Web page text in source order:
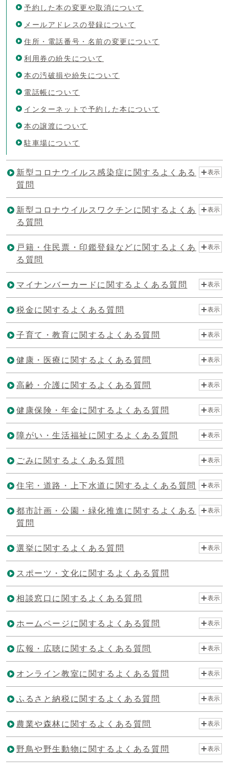
予約した本の変更や取消について
メールアドレスの登録について
住所・電話番号・名前の変更について
利用券の紛失について
本の汚破損や紛失について
電話帳について
インターネットで予約した本について
本の譲渡について
駐車場について
新型コロナウイルス感染症に関するよくある
質問
表示
新型コロナウイルスワクチンに関するよくあ
る質問
表示
戸籍・住民票・印鑑登録などに関するよくあ
る質問
表示
マイナンバーカードに関するよくある質問 表示
税金に関するよくある質問 表示
子育て・教育に関するよくある質問 表示
健康・医療に関するよくある質問 表示
高齢・介護に関するよくある質問 表示
健康保険・年金に関するよくある質問 表示
障がい・生活福祉に関するよくある質問 表示
ごみに関するよくある質問 表示
住宅・道路・上下水道に関するよくある質問 表示
都市計画・公園・緑化推進に関するよくある
質問
表示
選挙に関するよくある質問 表示
スポーツ・文化に関するよくある質問
相談窓口に関するよくある質問 表示
ホームページに関するよくある質問 表示
広報・広聴に関するよくある質問 表示
オンライン教室に関するよくある質問 表示
ふるさと納税に関するよくある質問 表示
農業や森林に関するよくある質問 表示
野鳥や野生動物に関するよくある質問 表示